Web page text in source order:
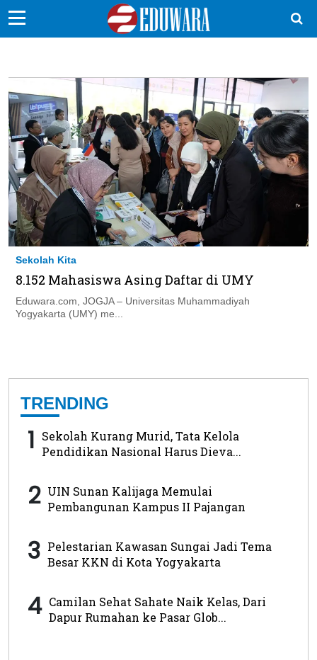
Sekolah Kita
Vokasi
Kampus
Idea
Sains
EduDana
Sekolah Kita
8.152 Mahasiswa Asing Daftar di UMY
Eduwara.com, JOGJA – Universitas Muhammadiyah
Yogyakarta (UMY) me...
TRENDING
1 Sekolah Kurang Murid, Tata Kelola
Pendidikan Nasional Harus Dieva...
2 UIN Sunan Kalijaga Memulai
Pembangunan Kampus II Pajangan
3 Pelestarian Kawasan Sungai Jadi Tema
Besar KKN di Kota Yogyakarta
4 Camilan Sehat Sahate Naik Kelas, Dari
Dapur Rumahan ke Pasar Glob...